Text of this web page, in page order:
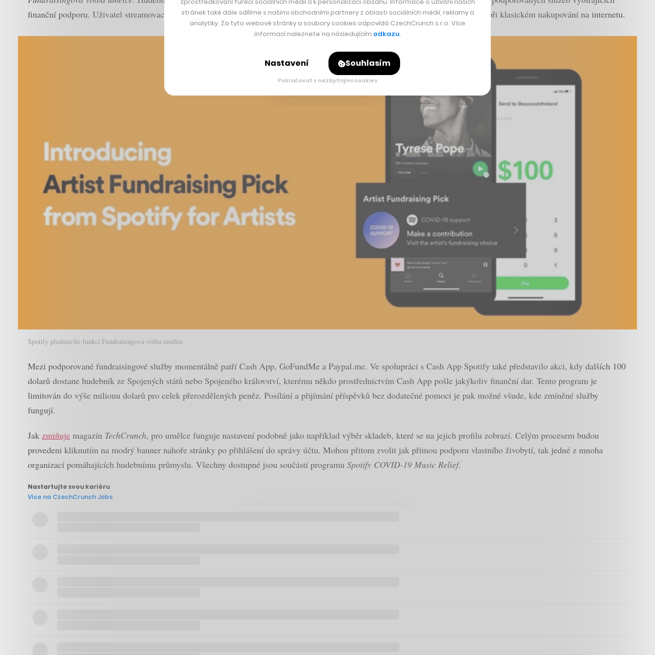
finanční podporu. Uživatel streamovací služby tak může na odkaz kliknout, zvolit jakýkoliv obnos a transakci potvrdit stejně jako při klasickém nakupování na internetu.
Spotify představilo funkci Fundraisingová volba umělce
Mezi podporované fundraisingové služby momentálně patří Cash App, GoFundMe a Paypal.me. Ve spolupráci s Cash App Spotify také představilo akci, kdy dalších 100
dolarů dostane hudebník ze Spojených států nebo Spojeného království, kterému někdo prostřednictvím Cash App pošle jakýkoliv finanční dar. Tento program je
limitován do výše milionu dolarů pro celek přerozdělených peněz. Posílání a přijímání příspěvků bez dodatečné pomoci je pak možné všude, kde zmíněné služby
fungují.
Jak zmiňuje magazín TechCrunch, pro umělce funguje nastavení podobně jako například výběr skladeb, které se na jejich profilu zobrazí. Celým procesem budou
provedeni kliknutím na modrý banner nahoře stránky po přihlášení do správy účtu. Mohou přitom zvolit jak přímou podporu vlastního živobytí, tak jedné z mnoha
organizací pomáhajících hudebnímu průmyslu. Všechny dostupné jsou součástí programu Spotify COVID-19 Music Relief.
Nastartujte svou kariéru
Více na CzechCrunch Jobs
stránek také dále sdílíme s našimi obchodními partnery z oblasti sociálních médií, reklamy a
analytiky. Za tyto webové stránky a soubory cookies odpovídá CzechCrunch s.r.o. Více
informací naleznete na následujícím odkazu.
Nastavení Souhlasím
Pokračovat s nezbytnými cookies